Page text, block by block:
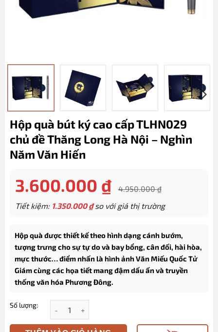
Hộp quà bút ký cao cấp TLHN029
chủ đề Thăng Long Hà Nội – Nghìn
Năm Văn Hiến
3.600.000 ₫ 4.950.000₫
Tiết kiệm: 1.350.000₫so với giá thị trường
Hộp quà được thiết kế theo hình dạng cánh bướm,
tượng trưng cho sự tự do và bay bổng, cân đối, hài hòa,
mực thước… điểm nhấn là hình ảnh Văn Miếu Quốc Tử
Giám cùng các họa tiết mang đậm dấu ấn và truyền
thống văn hóa Phương Đông.
Số lượng: